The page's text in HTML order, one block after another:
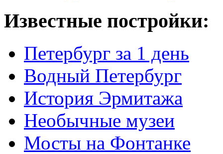
Известные постройки:
Петербург за 1 день
Водный Петербург
История Эрмитажа
Необычные музеи
Мосты на Фонтанке